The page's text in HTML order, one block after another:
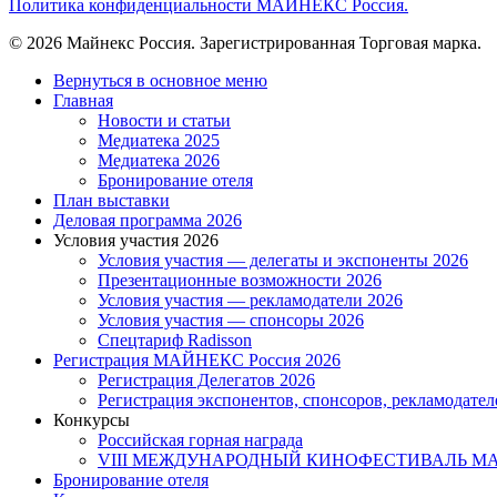
Политика конфиденциальности МАЙНЕКС Россия.
© 2026 Майнекс Россия. Зарегистрированная Торговая марка.
Close
Menu
Вернуться в основное меню
Главная
Новости и статьи
Медиатека 2025
Медиатека 2026
Бронирование отеля
План выставки
Деловая программа 2026
Условия участия 2026
Условия участия — делегаты и экспоненты 2026
Презентационные возможности 2026
Условия участия — рекламодатели 2026
Условия участия — спонсоры 2026
Спецтариф Radisson
Регистрация МАЙНЕКС Россия 2026
Регистрация Делегатов 2026
Регистрация экспонентов, спонсоров,
Конкурсы
Российская горная награда
VIII МЕЖДУНАРОДНЫЙ КИНОФЕСТИВАЛЬ
Бронирование отеля